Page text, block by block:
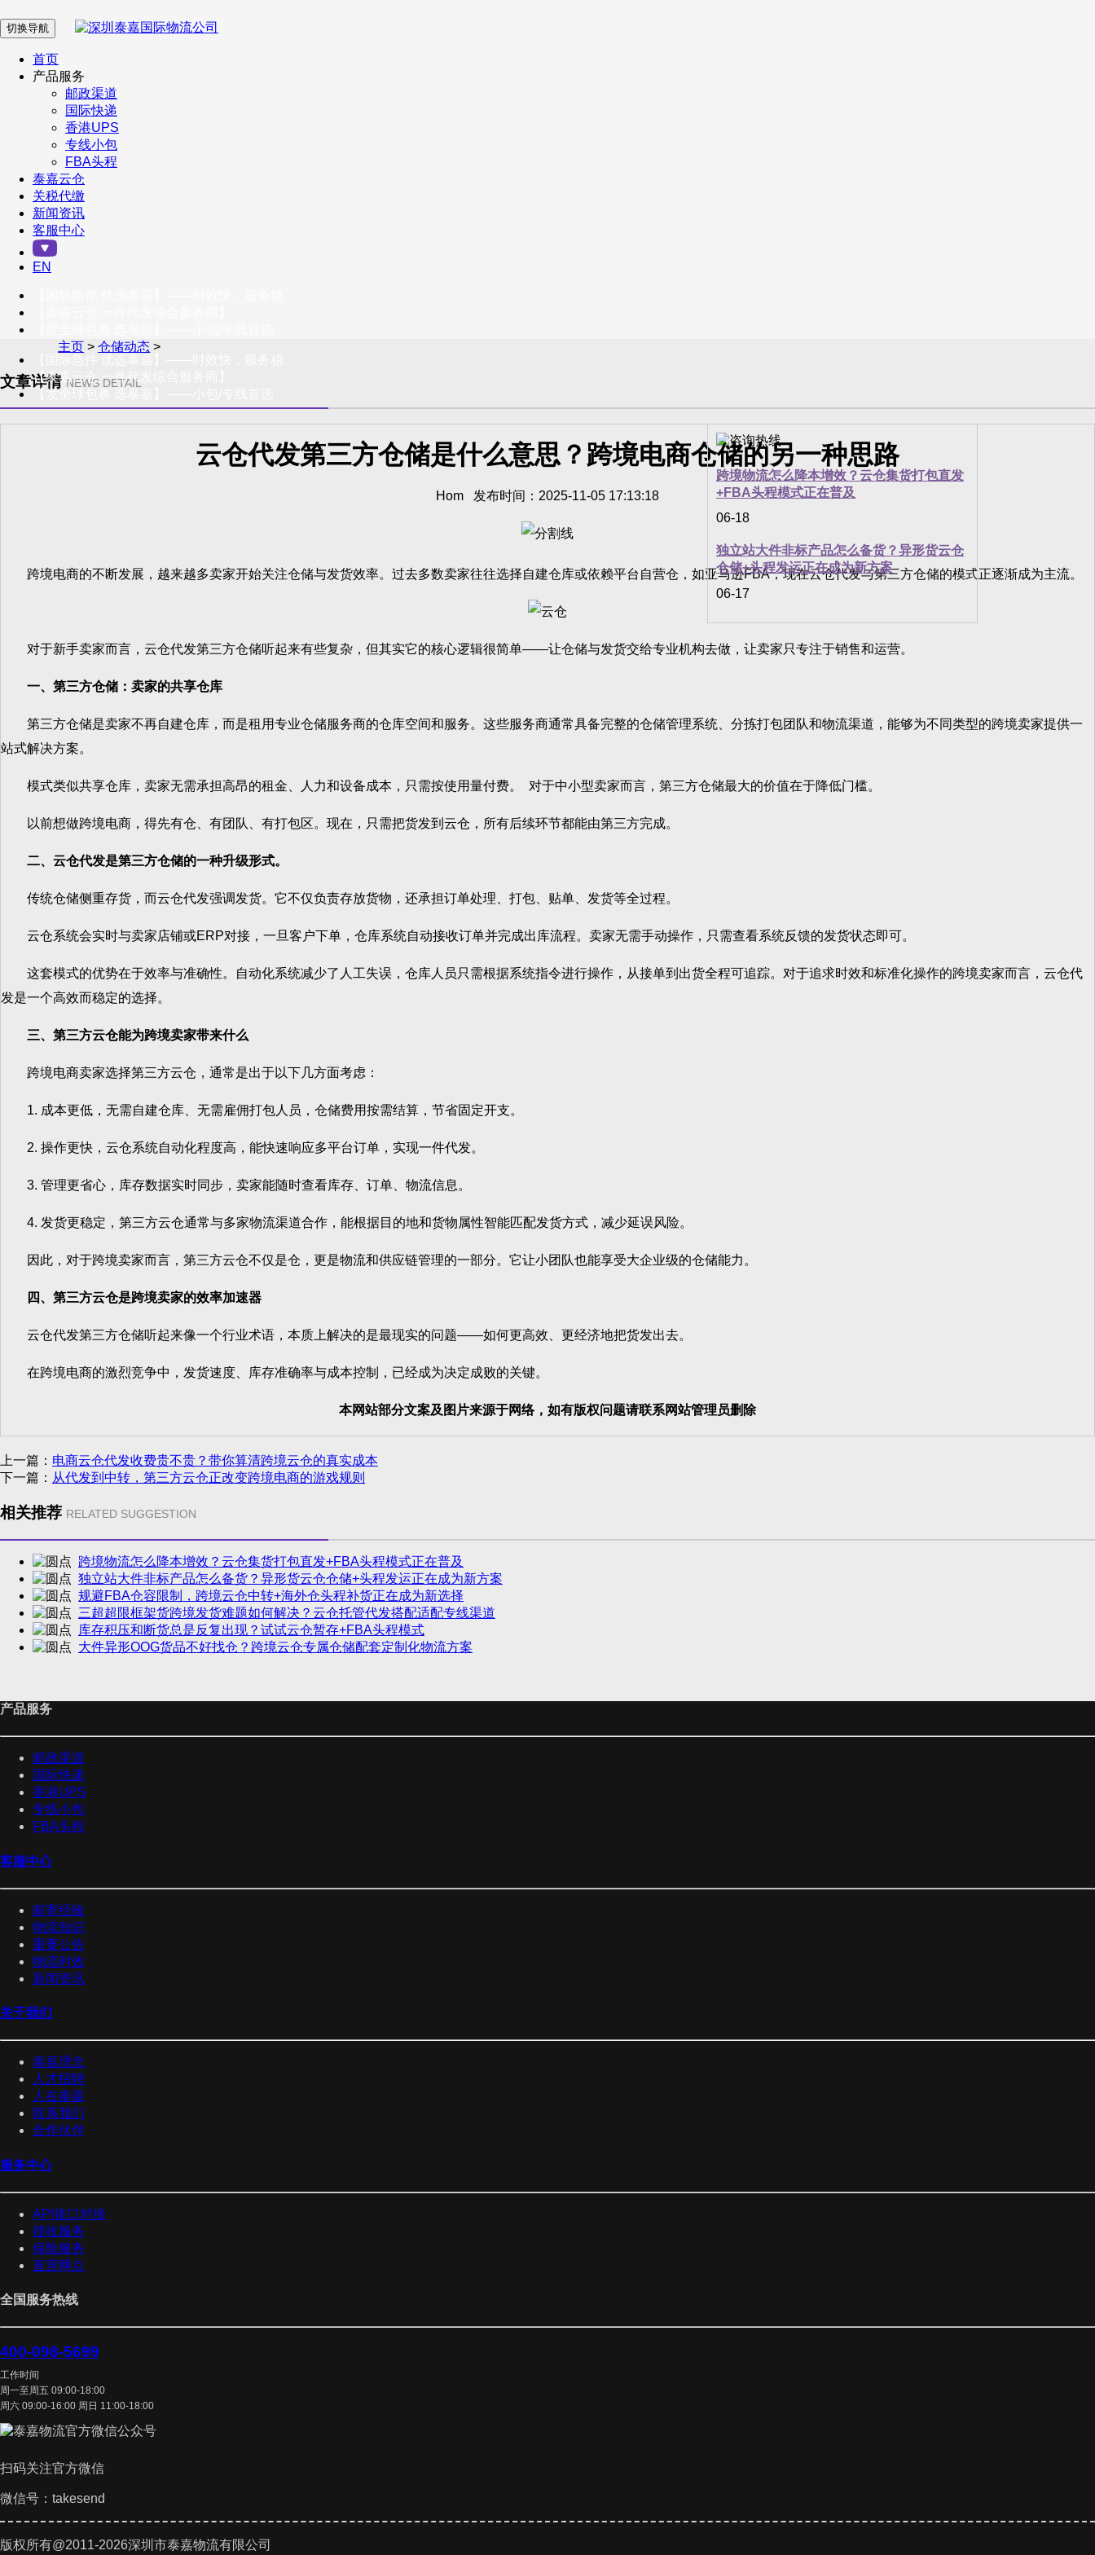
在 线 客 服
企业微信
订阅号
客户服务热线
400-098-5699
联系我们
切换导航
首页
产品服务
邮政渠道
国际快递
香港UPS
专线小包
FBA头程
泰嘉云仓
关税代缴
新闻资讯
客服中心
EN
【泰嘉云仓 一件代发综合服务商】
【发全球包裹 选泰嘉】——小包/专线首选
主页 >仓储动态 >
文章详情 NEWS DETAIL
跨境物流怎么降本增效？云仓集货打包直发
+FBA头程模式正在普及
06-18
独立站大件非标产品怎么备货？异形货云仓
仓储+头程发运正在成为新方案
06-17
云仓代发第三方仓储是什么意思？跨境电商仓储的另一种思路
Hom 发布时间：2025-11-05 17:13:18
跨境电商的不断发展，越来越多卖家开始关注仓储与发货效率。过去多数卖家往往选择自建仓库或依赖平台自营仓，如亚马逊FBA，现在云仓代发与第三方仓储的模式正逐渐成为主流。
对于新手卖家而言，云仓代发第三方仓储听起来有些复杂，但其实它的核心逻辑很简单——让仓储与发货交给专业机构去做，让卖家只专注于销售和运营。
一、第三方仓储：卖家的共享仓库
第三方仓储是卖家不再自建仓库，而是租用专业仓储服务商的仓库空间和服务。这些服务商通常具备完整的仓储管理系统、分拣打包团队和物流渠道，能够为不同类型的跨境卖家提供一
站式解决方案。
模式类似共享仓库，卖家无需承担高昂的租金、人力和设备成本，只需按使用量付费。 对于中小型卖家而言，第三方仓储最大的价值在于降低门槛。
以前想做跨境电商，得先有仓、有团队、有打包区。现在，只需把货发到云仓，所有后续环节都能由第三方完成。
二、云仓代发是第三方仓储的一种升级形式。
传统仓储侧重存货，而云仓代发强调发货。它不仅负责存放货物，还承担订单处理、打包、贴单、发货等全过程。
云仓系统会实时与卖家店铺或ERP对接，一旦客户下单，仓库系统自动接收订单并完成出库流程。卖家无需手动操作，只需查看系统反馈的发货状态即可。
这套模式的优势在于效率与准确性。自动化系统减少了人工失误，仓库人员只需根据系统指令进行操作，从接单到出货全程可追踪。对于追求时效和标准化操作的跨境卖家而言，云仓代
发是一个高效而稳定的选择。
三、第三方云仓能为跨境卖家带来什么
跨境电商卖家选择第三方云仓，通常是出于以下几方面考虑：
1. 成本更低，无需自建仓库、无需雇佣打包人员，仓储费用按需结算，节省固定开支。
2. 操作更快，云仓系统自动化程度高，能快速响应多平台订单，实现一件代发。
3. 管理更省心，库存数据实时同步，卖家能随时查看库存、订单、物流信息。
4. 发货更稳定，第三方云仓通常与多家物流渠道合作，能根据目的地和货物属性智能匹配发货方式，减少延误风险。
因此，对于跨境卖家而言，第三方云仓不仅是仓，更是物流和供应链管理的一部分。它让小团队也能享受大企业级的仓储能力。
四、第三方云仓是跨境卖家的效率加速器
云仓代发第三方仓储听起来像一个行业术语，本质上解决的是最现实的问题——如何更高效、更经济地把货发出去。
在跨境电商的激烈竞争中，发货速度、库存准确率与成本控制，已经成为决定成败的关键。
本网站部分文案及图片来源于网络，如有版权问题请联系网站管理员删除
上一篇： 电商云仓代发收费贵不贵？带你算清跨境云仓的真实成本
下一篇： 从代发到中转，第三方云仓正改变跨境电商的游戏规则
相关推荐 RELATED SUGGESTION
跨境物流怎么降本增效？云仓集货打包直发+FBA头程模式正在普及
独立站大件非标产品怎么备货？异形货云仓仓储+头程发运正在成为新方案
规避FBA仓容限制，跨境云仓中转+海外仓头程补货正在成为新选择
三超超限框架货跨境发货难题如何解决？云仓托管代发搭配适配专线渠道
库存积压和断货总是反复出现？试试云仓暂存+FBA头程模式
大件异形OOG货品不好找仓？跨境云仓专属仓储配套定制化物流方案
产品服务
邮政渠道
国际快递
香港UPS
专线小包
FBA头程
客服中心
邮寄经验
物流知识
重要公告
物流时效
新闻资讯
关于我们
泰嘉理念
人才招聘
人在泰嘉
联系我们
合作伙伴
服务中心
API接口对接
揽收服务
保险服务
直营网点
全国服务热线
400-098-5699
工作时间
周一至周五 09:00-18:00
周六 09:00-16:00 周日 11:00-18:00
扫码关注官方微信
微信号：takesend
版权所有@2011-2026深圳市泰嘉物流有限公司